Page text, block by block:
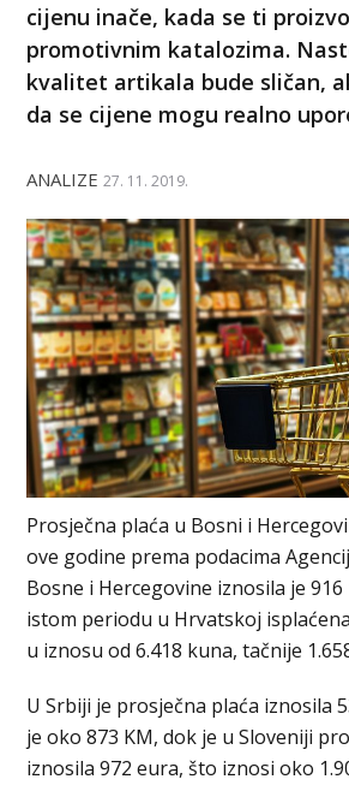
cijenu inače, kada se ti
promotivnim katalozima.
kvalitet artikala bude sličan,
da se cijene mogu realno
ANALIZE 27. 11. 2019.
Prosječna plaća u Bosni i
ove godine prema podacima
Bosne i Hercegovine iznosila je
istom periodu u Hrvatskoj
u iznosu od 6.418 kuna, tačnije
U Srbiji je prosječna plaća iznosila
je oko 873 KM, dok je u Sloveniji
iznosila 972 eura, što iznosi oko